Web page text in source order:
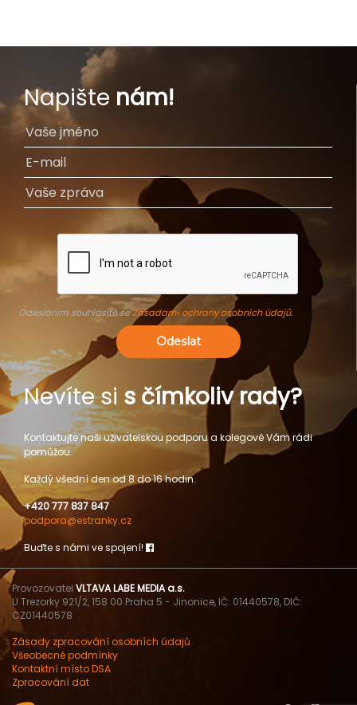
Napište nám!
Odesláním souhlasíte seZásadami ochrany osobních údajů.
Odeslat
Nevíte si s čímkoliv rady?
Kontaktujte naši uživatelskou podporu a kolegové Vám rádi
pomůžou.
Každý všední den od 8 do 16 hodin.
+420 777 837 847
podpora@estranky.cz
Buďte s námi ve spojení!
Provozovatel VLTAVA LABE MEDIA a.s.
U Trezorky 921/2, 158 00 Praha 5 - Jinonice, IČ: 01440578, DIČ:
CZ01440578
Zásady zpracování osobních údajů
Všeobecné podmínky
Kontaktní místo DSA
Zpracování dat